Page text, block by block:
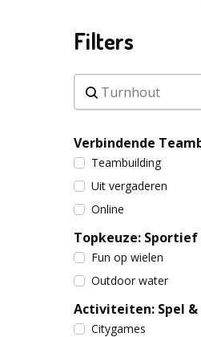
Filters
Verbindende
Teambuilding
Uit vergaderen
Online
Topkeuze:
Fun op wielen
Outdoor water
Activiteiten: Spel
Citygames